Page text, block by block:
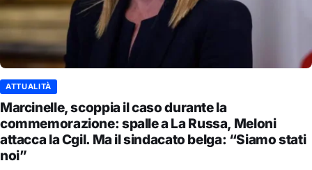
ATTUALITÀ
Marcinelle, scoppia il caso durante la
commemorazione: spalle a La Russa, Meloni
attacca la Cgil. Ma il sindacato belga: “Siamo stati
noi”